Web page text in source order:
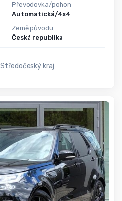
Převodovka/pohon
Automatická/4x4
Země původu
Česká republika
Středočeský kraj